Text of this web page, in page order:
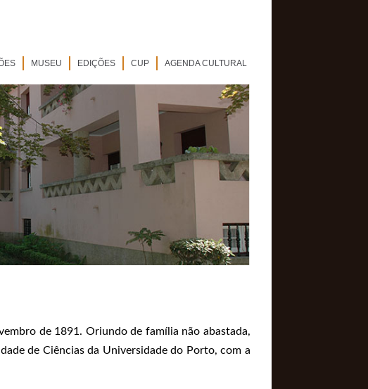
MUSEU EDIÇÕES CUP AGENDA CULTURAL
de 1891. Oriundo de família não abastada,
de Ciências da Universidade do Porto, com a